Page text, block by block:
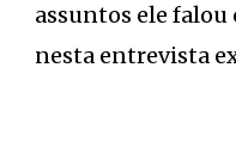
assuntos ele falou
nesta entrevista